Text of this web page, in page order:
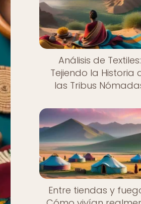
Análisis de Textiles:
Tejiendo la Historia
las Tribus
Entre tiendas y